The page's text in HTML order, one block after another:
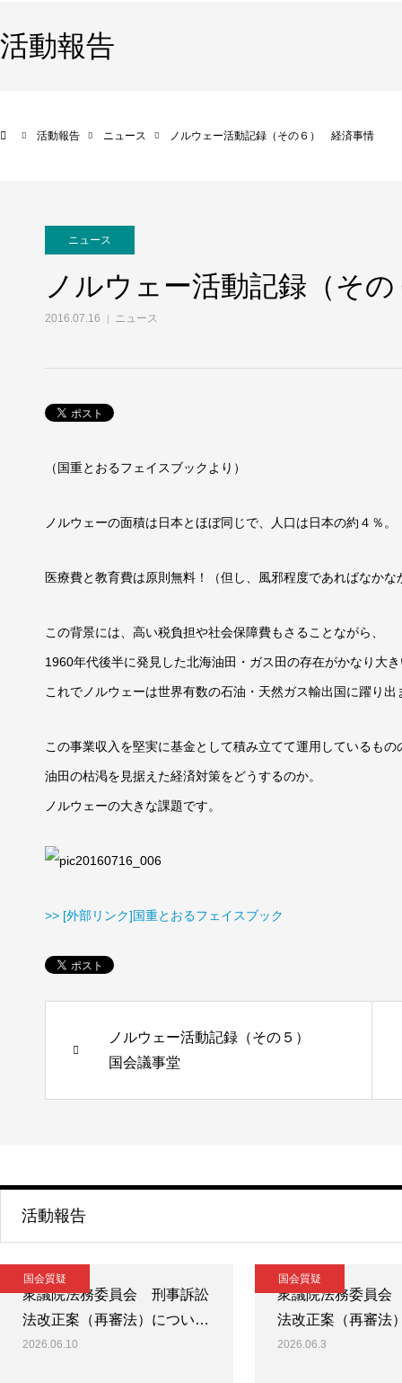
活動報告
活動報告 ニュース ノルウェー活動記録（その６） 経済事情
ニュース
ノルウェー活動記録（そ
2016.07.16 ニュース
（国重とおるフェイスブックより）
ノルウェーの面積は日本とほぼ同じで、人口は日本の約４％。
医療費と教育費は原則無料！（但し、風邪程度であればなかな
この背景には、高い税負担や社会保障費もさることながら、
1960年代後半に発見した北海油田・ガス田の存在がかなり大
これでノルウェーは世界有数の石油・天然ガス輸出国に躍り出
この事業収入を堅実に基金として積み立てて運用しているもの
油田の枯渇を見据えた経済対策をどうするのか。
ノルウェーの大きな課題です。
>> [外部リンク]国重とおるフェイスブック
ノルウェー活動記録（その５）
国会議事堂
活動報告
国会質疑
衆議院法務委員会 刑事訴訟
法改正案（再審法）につい…
2026.06.10
国会質疑
衆議院法務委員
法改正案（再審法
2026.06.3